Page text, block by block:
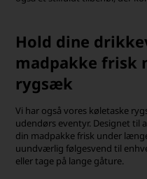
Hold dine
madpakke frisk
rygsæk
Vi har også vores køletaske
udendørs eventyr. Designet til
din madpakke frisk under
uundværlig følgesvend til
eller tage på lange gåture.